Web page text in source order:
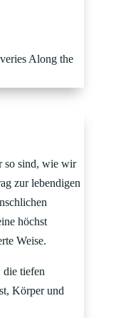
Along the
so sind, wie wir
zur lebendigen
höchst
Weise.
die tiefen
Körper und